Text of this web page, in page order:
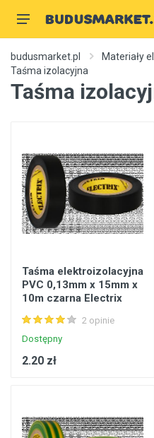
budusmarket.pl
Materiały
Taśma izolacyjna
Taśma
Taśma elektroizolacyjna
PVC 0,13mm x 15mm x
10m czarna Electrix
2 opinie
Dostępny
2.20 zł